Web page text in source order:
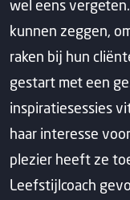
wel eens
kunnen zeggen,
raken bij hun
gestart met een
inspiratiesessies
haar interesse
plezier heeft ze
Leefstijlcoach